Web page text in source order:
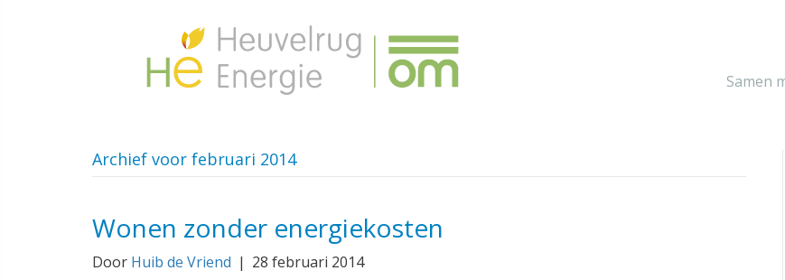
Samen
Archief voor februari 2014
Wonen zonder energiekosten
Door Huib de Vriend | 28 februari 2014